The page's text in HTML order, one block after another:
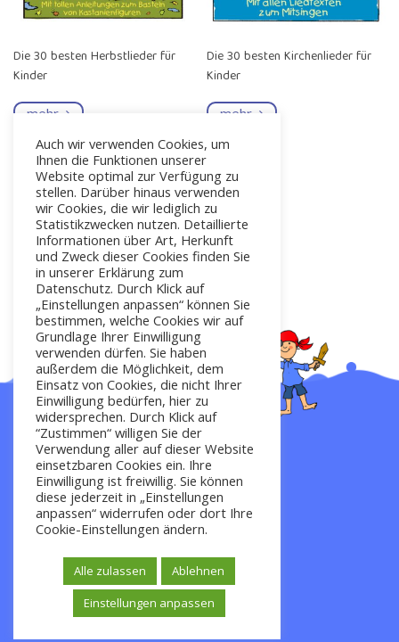
Die 30 besten Herbstlieder für
Kinder
mehr
Die 30 besten Kirchenlieder für
Kinder
mehr
Startseite
Impressum
Kontakt
Datenschutz
Auch wir verwenden Cookies, um
Ihnen die Funktionen unserer
Website optimal zur Verfügung zu
stellen. Darüber hinaus verwenden
wir Cookies, die wir lediglich zu
Statistikzwecken nutzen. Detaillierte
Informationen über Art, Herkunft
und Zweck dieser Cookies finden Sie
in unserer Erklärung zum
Datenschutz. Durch Klick auf
„Einstellungen anpassen“ können Sie
bestimmen, welche Cookies wir auf
Grundlage Ihrer Einwilligung
verwenden dürfen. Sie haben
außerdem die Möglichkeit, dem
Einsatz von Cookies, die nicht Ihrer
Einwilligung bedürfen, hier zu
widersprechen. Durch Klick auf
“Zustimmen“ willigen Sie der
Verwendung aller auf dieser Website
einsetzbaren Cookies ein. Ihre
Einwilligung ist freiwillig. Sie können
diese jederzeit in „Einstellungen
anpassen“ widerrufen oder dort Ihre
Cookie-Einstellungen ändern.
Alle zulassen
Ablehnen
Einstellungen anpassen